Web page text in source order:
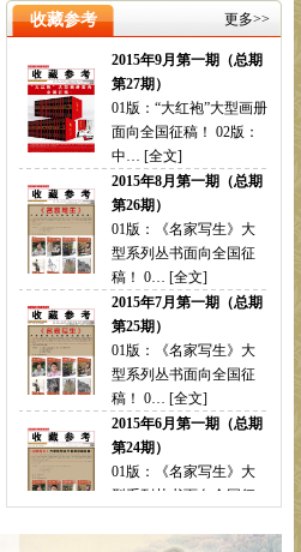
收藏参考 更多>>
2015年9月第一期（总期
第27期）
01版：“大红袍”大型画册
面向全国征稿！ 02版：
中… [ 全文]
2015年8月第一期（总期
第26期）
01版：《名家写生》大
型系列丛书面向全国征
稿！ 0… [全文]
2015年7月第一期（总期
第25期）
01版：《名家写生》大
型系列丛书面向全国征
稿！ 0… [全文]
2015年6月第一期（总期
第24期）
01版：《名家写生》大
型系列丛书面向全国征
稿！ 0… [全文]
2015年5月第一期（总期
01版：“大红袍”《中国近